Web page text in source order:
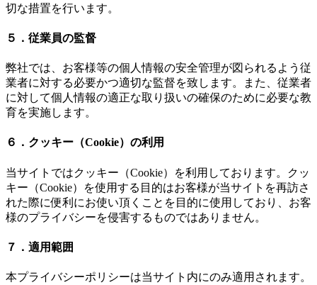
切な措置を行います。
５．従業員の監督
弊社では、お客様等の個人情報の安全管理が図られるよう従
業者に対する必要かつ適切な監督を致します。また、従業者
に対して個人情報の適正な取り扱いの確保のために必要な教
育を実施します。
６．クッキー（Cookie）の利用
当サイトではクッキー（Cookie）を利用しております。クッ
キー（Cookie）を使用する目的はお客様が当サイトを再訪さ
れた際に便利にお使い頂くことを目的に使用しており、お客
様のプライバシーを侵害するものではありません。
７．適用範囲
本プライバシーポリシーは当サイト内にのみ適用されます。